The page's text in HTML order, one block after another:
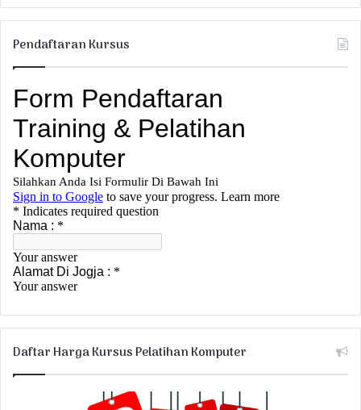
Pendaftaran Kursus
Daftar Harga Kursus Pelatihan Komputer